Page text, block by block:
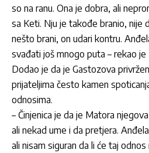
so na ranu. Ona je dobra, ali
sa Keti. Nju je takođe branio, nije
nešto brani, on udari kontru.
svađati još mnogo puta – rekao je
Dodao je da je Gastozova
prijateljima često kamen
odnosima.
– Činjenica je da je Matora
ali nekad ume i da pretjera.
ali nisam siguran da li će taj